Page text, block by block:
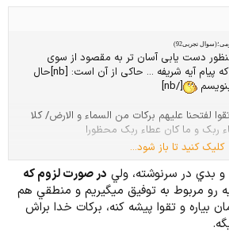
دست یابی آسان تر به مقصود از سوی
خداوند* سنّت ... نام دارد که پیام آیه شریفه ... حاکی از آن است: [nb]حال
[/nb]
لفتحنا علیهم برکات من السماء و الارض/ کلا
ربک و ما کان عطاء ربک محظورا
؛ چرا؟ مگرآیه اول مربوط به سنت تاثیر نیکی
کلیک کنید تا باز شود...
و بدي در سرنوشته، ولي در صورت لزوم كه
رو مربوط به توفيق ميگيريم و منطقي هم
و تقوا پيشه كنه، بركات خدا براش